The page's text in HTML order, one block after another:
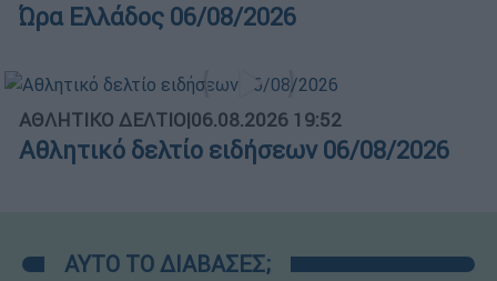
Ώρα Ελλάδος 06/08/2026
ΑΘΛΗΤΙΚΟ ΔΕΛΤΙΟ|06.08.2026 19:52
Αθλητικό δελτίο ειδήσεων 06/08/2026
ΑΥΤΟ ΤΟ ΔΙΑΒΑΣΕΣ;